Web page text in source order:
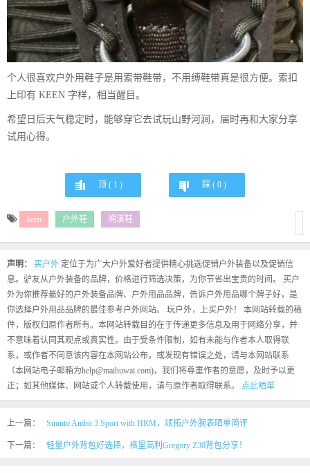
个人很喜欢户外用鞋子是用索带鞋带，不用缚鞋带真是很方便。索扣
上印有 KEEN 字样，相当醒目。
希望日后天气稳定时，能够穿它去试玩山野河涧，届时再和大家分享
试用心得。
顶 ( 1 ) 踩 ( 0)
keen 户外鞋 溯溪鞋
声明： 买户外 定位于为广大户外爱好者提供精心挑选促销户外装备以及促销信
息。驴友从户外装备的品牌，价格进行筛选决策，为你节省出宝贵的时间。 买户
外为你推荐最好的户外装备品牌、户外用品品牌，告诉户外用品哪个牌子好，是
你选择户外用品品牌的最佳参考户外网站。 玩户外，上买户外！ 本网站转载的稿
件，版权归原作者所有。本网站转载目的在于传递更多信息及用于网络分享，并
不意味着认同其观点或真实性。由于受条件限制，如有未能与作者本人取得联
系，或作者不同意该内容在本网站公布，或发现有错误之处，请与本网站联系
（本网站电子邮箱为help@maihuwai.com)，我们将尊重作者的意愿，及时予以更
正；如其他媒体、网站或个人转载使用，请与原作者取得联系。 点此晒单
上一篇： Suunto Ambit 3 Sport with HRM，颂拓户外腕表晒单简评
下一篇： 轻量户外背包好选择，格里高利Gregory Z30背包分享！